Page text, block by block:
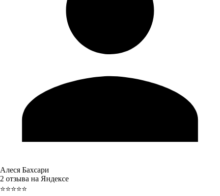
Алеся Бахсари
2 отзыва на Яндексе
⭐⭐⭐⭐⭐